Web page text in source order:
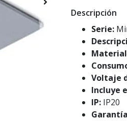
Descripción
Serie:
Voltaje
Incluye
IP: IP20